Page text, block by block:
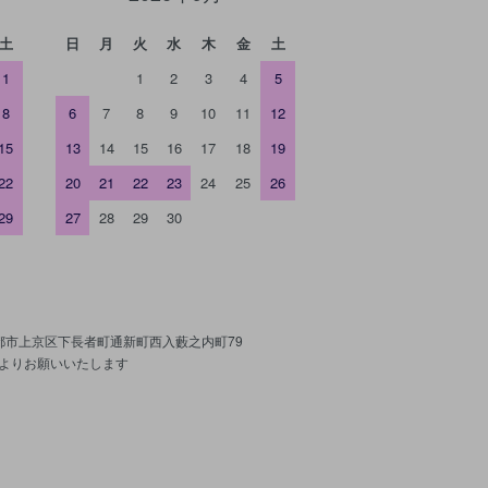
土
1
8
15
日 月 火 水 木 金
土
1
2 3 4
5
6
7 8 9 10 11
12
13
14 15 16 17 18
19
20
21 22 23 24 25
26
27
28 29 30
上京区下長者町通新町西入藪之内町79
よりお願いいたします